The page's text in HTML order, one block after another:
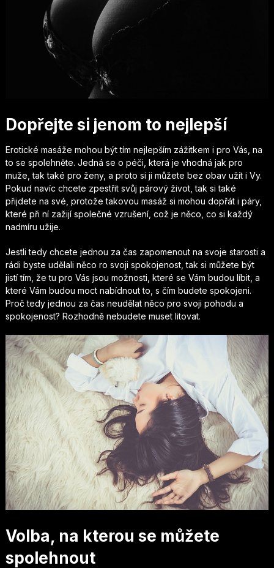
Dopřejte si jenom to nejlepší
Erotické masáže mohou být tím nejlepším zážitkem i pro Vás, na
to se spolehněte. Jedná se o péči, která je vhodná jak pro
muže, tak také pro ženy, a proto si ji můžete bez obav užít i Vy.
Pokud navíc chcete zpestřit svůj párový život, tak si také
přijdete na své, protože takovou masáž si mohou dopřát i páry,
které při ní zažijí společné vzrušení, což je něco, co si každý
nadmíru užije.
Jestli tedy chcete jednou za čas zapomenout na svoje starosti a
rádi byste udělali něco ro svoji spokojenost, tak si můžete být
jistí tím, že tu pro Vás jsou možnosti, které se Vám budou líbit, a
které Vám budou moct nabídnout to, s čím budete spokojeni.
Proč tedy jednou za čas neudělat něco pro svoji pohodu a
spokojenost? Rozhodně nebudete muset litovat.
Volba, na kterou se můžete
spolehnout